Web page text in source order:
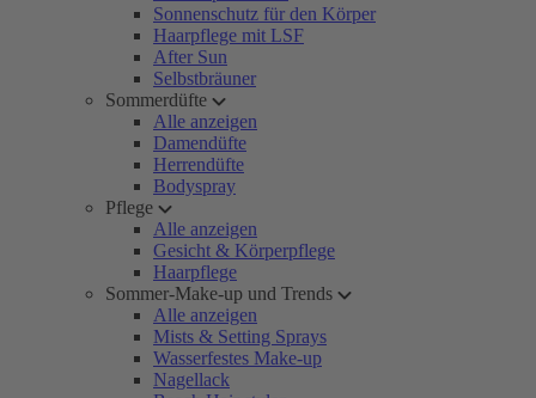
Sonnenschutz für den Körper
Haarpflege mit LSF
After Sun
Selbstbräuner
Sommerdüfte
Alle anzeigen
Damendüfte
Herrendüfte
Bodyspray
Pflege
Alle anzeigen
Gesicht & Körperpflege
Haarpflege
Sommer-Make-up und Trends
Alle anzeigen
Mists & Setting Sprays
Wasserfestes Make-up
Nagellack